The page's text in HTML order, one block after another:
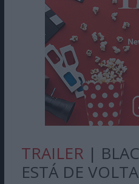
TRAILER |
ESTÁ DE VOLTA